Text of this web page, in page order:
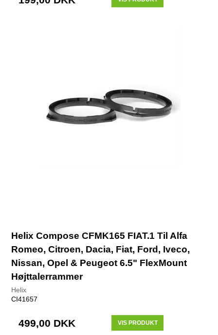
Helix Compose CFMK165 FIAT.1 Til Alfa
Romeo, Citroen, Dacia, Fiat, Ford, Iveco,
Nissan, Opel & Peugeot 6.5" FlexMount
Højttalerrammer
Helix
CI41657
499,00 DKK VIS PRODUKT